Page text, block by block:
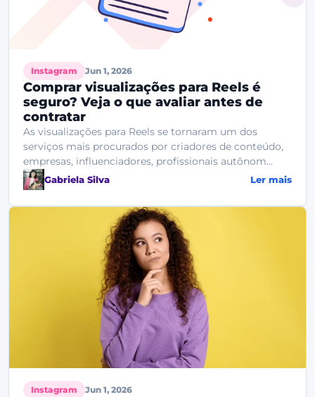
Instagram Jun 1, 2026
Comprar visualizações para Reels é
seguro? Veja o que avaliar antes de
contratar
As visualizações para Reels se tornaram um dos
serviços mais procurados por criadores de conteúdo,
empresas, influenciadores, profissionais autônom...
Gabriela Silva Ler mais
Instagram Jun 1, 2026